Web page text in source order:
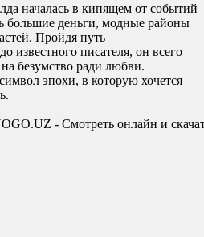
началась в кипящем от событий
большие деньги, модные районы
Пройдя путь
известного писателя, он всего
безумство ради любви.
эпохи, в которую хочется
- Смотреть онлайн и